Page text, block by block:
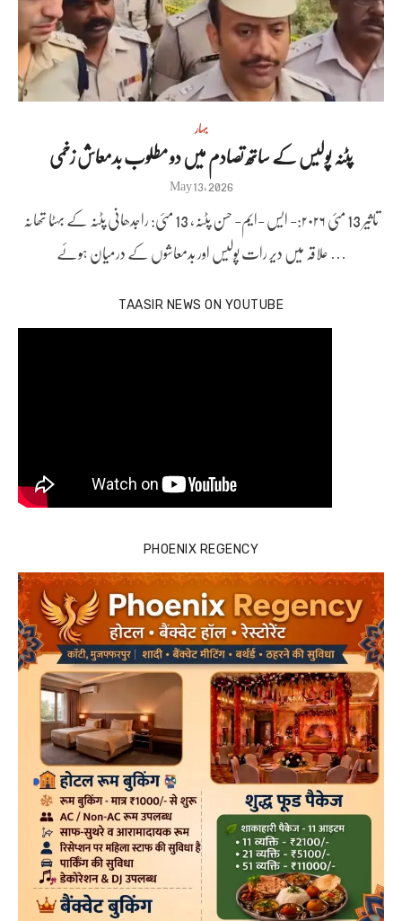
بہار
پٹنہ پولیس کے ساتھ تصادم میں دو مطلوب بدمعاش زخمی
Posted
on
May 13, 2026
تاثیر 13 مئی ۲۰۲۶:- ایس -ایم- حسن پٹنہ، 13 مئی: راجدھانی پٹنہ کے بہٹا تھانہ
علاقہ میں دیر رات پولیس اور بدمعاشوں کے درمیان ہوئے …
TAASIR NEWS ON YOUTUBE
PHOENIX REGENCY